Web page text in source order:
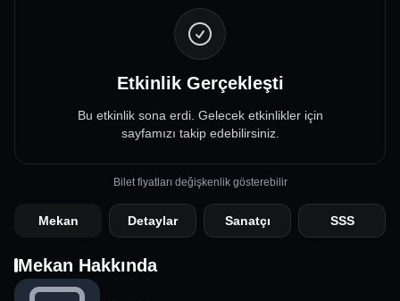
Etkinlik Gerçekleşti
Bu etkinlik sona erdi. Gelecek etkinlikler için
sayfamızı takip edebilirsiniz.
Bilet fiyatları değişkenlik gösterebilir
Mekan Detaylar Sanatçı SSS
Mekan Hakkında